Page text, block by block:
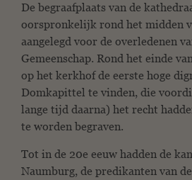
De begraafplaats van de
oorspronkelijk rond het midden
aangelegd voor de overledenen
Gemeenschap. Rond het einde
op het kerkhof de eerste hoge
Domkapittel te vinden, die
lange tijd daarna) het recht
te worden begraven.
Tot in de 20e eeuw hadden de
Naumburg, de predikanten van